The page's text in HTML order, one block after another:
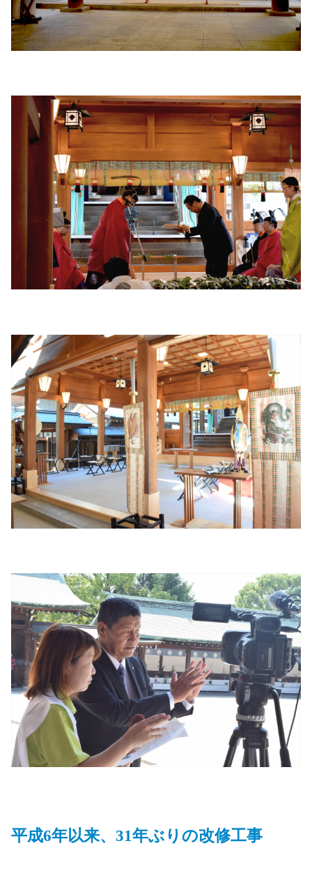
平成6年以来、31年ぶりの改修工事